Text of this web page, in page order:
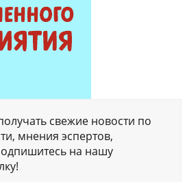
свежие новости по
мнения эспертов,
на нашу